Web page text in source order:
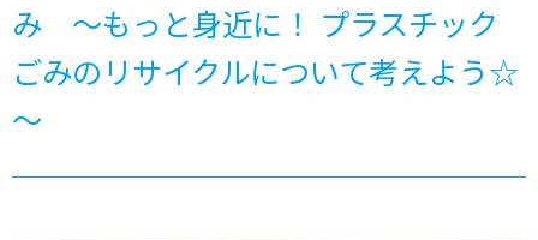
み ～もっと身近に！ プラスチック
ごみのリサイクルについて考えよう☆
～